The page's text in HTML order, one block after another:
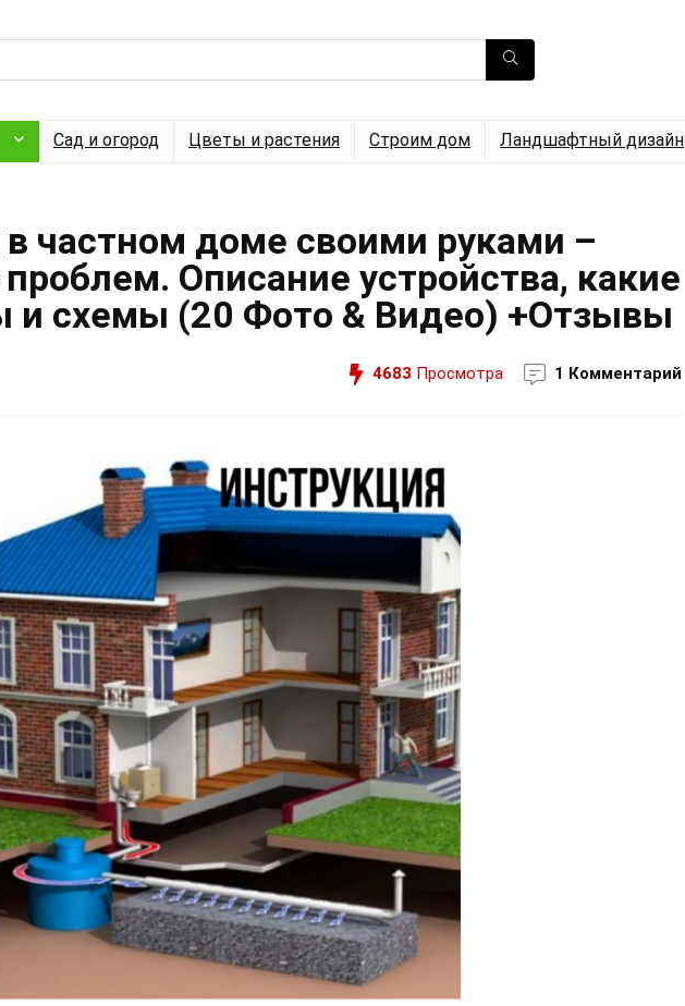
Сад и огород Цветы и растения Строим дом Ландшафтный дизайн
частном доме своими руками –
Описание устройства, какие
схемы (20 Фото & Видео) +Отзывы
4683 Просмотра 1 Комментарий